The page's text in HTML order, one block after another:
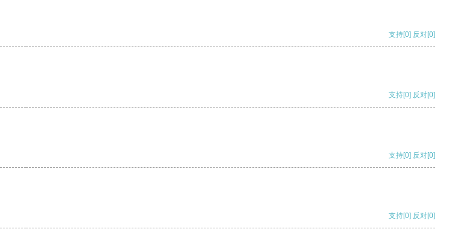
支持[0] 反对[0]
支持[0] 反对[0]
支持[0] 反对[0]
支持[0] 反对[0]